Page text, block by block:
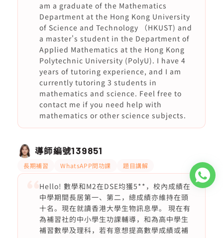
am a graduate of the Mathematics
Department at the Hong Kong University
of Science and Technology （HKUST) and
a master's student in the Department of
Applied Mathematics at the Hong Kong
Polytechnic University (PolyU). I have 4
years of tutoring experience, and I am
currently tutoring 3 students in
mathematics and science. Feel free to
contact me if you need help with
mathematics or other science subjects.
導師編號139851
長期補習 WhatsAPP問功課 題目講解
Hello! 數學和M2在DSE均獲5**，校內成績在
中學期間長居第一、第二，總成績亦維持在頭
十名。現在就讀香港大學生物訊息學。 現在有
為補習社的中小學生功課輔導，和為高中學生
補習數學及理科，若有意想提高數學成績或補